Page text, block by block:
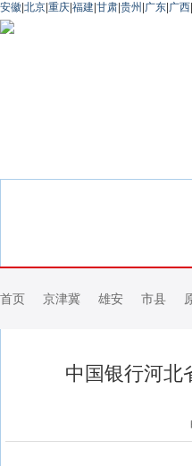
安徽 北京 重庆 福建 甘肃 贵州 广东 广西
首页 京津冀 雄安 市县
中国银行河北